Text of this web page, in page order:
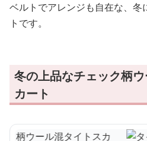
ベルトでアレンジも自在な、冬
トです。
冬の上品なチェック柄
カート